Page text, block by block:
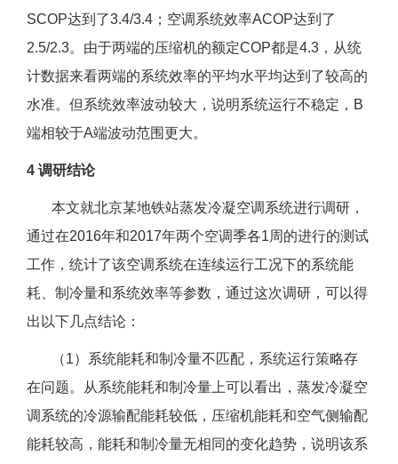
SCOP达到了3.4/3.4；空调系统效率ACOP达到了
2.5/2.3。由于两端的压缩机的额定COP都是4.3，从统
计数据来看两端的系统效率的平均水平均达到了较高的
水准。但系统效率波动较大，说明系统运行不稳定，B
端相较于A端波动范围更大。
4 调研结论
本文就北京某地铁站蒸发冷凝空调系统进行调研，
通过在2016年和2017年两个空调季各1周的进行的测试
工作，统计了该空调系统在连续运行工况下的系统能
耗、制冷量和系统效率等参数，通过这次调研，可以得
出以下几点结论：
（1）系统能耗和制冷量不匹配，系统运行策略存
在问题。从系统能耗和制冷量上可以看出，蒸发冷凝空
调系统的冷源输配能耗较低，压缩机能耗和空气侧输配
能耗较高，能耗和制冷量无相同的变化趋势，说明该系